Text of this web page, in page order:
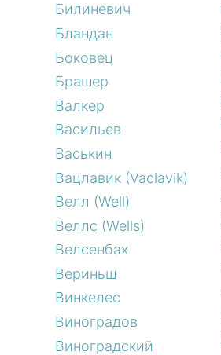
Билиневич
Бландан
Боковец
Брашер
Валкер
Васильев
Васькин
Вацлавик (Vaclavik)
Велл (Well)
Веллс (Wells)
Велсенбах
Вериньш
Винкелес
Виноградов
Виноградский